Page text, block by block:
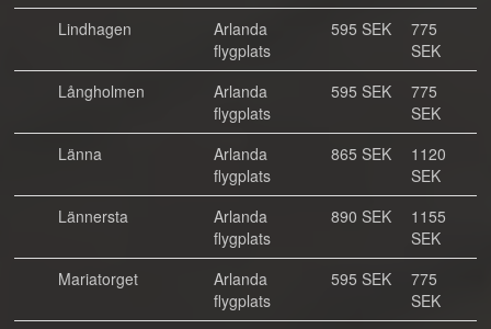
Lindhagen
Arlanda
flygplats
595 SEK
775
SEK
Långholmen
Arlanda
flygplats
595 SEK
775
SEK
Länna
Arlanda
flygplats
865 SEK
1120
SEK
Lännersta
Arlanda
flygplats
890 SEK
1155
SEK
Mariatorget
Arlanda
flygplats
595 SEK
775
SEK